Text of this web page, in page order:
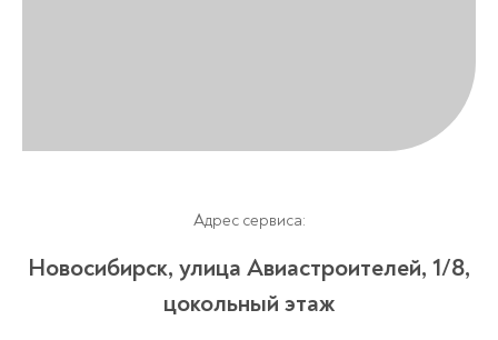
Адрес сервиса:
Новосибирск, улица Авиастроителей, 1/8,
цокольный этаж